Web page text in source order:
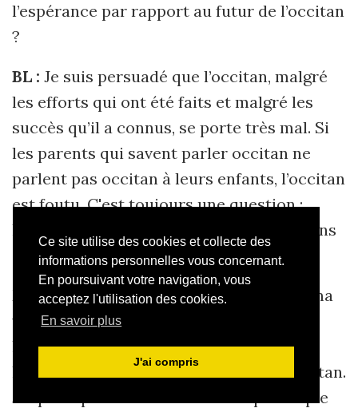
Ce site utilise des cookies et collecte des
informations personnelles vous concernant.
En poursuivant votre navigation, vous
acceptez l'utilisation des cookies.
En savoir plus
J'ai compris
l’espérance par rapport au futur de l’occitan
?
BL : Je suis persuadé que l’occitan, malgré
les efforts qui ont été faits et malgré les
succès qu’il a connus, se porte très mal. Si
les parents qui savent parler occitan ne
parlent pas occitan à leurs enfants, l’occitan
est foutu. C'est toujours une question :
l'occitan va-t-il finalement l'emporter dans
son pays naturel ?
Mais bien que je dise cela, j’ai consacré ma
vie, comme beaucoup d’autres, à
l’enseignement en occitan, à l’écriture de
l’occitan, à la poésie et à la prose en occitan.
J’espère que l’occitan va revivre parce que